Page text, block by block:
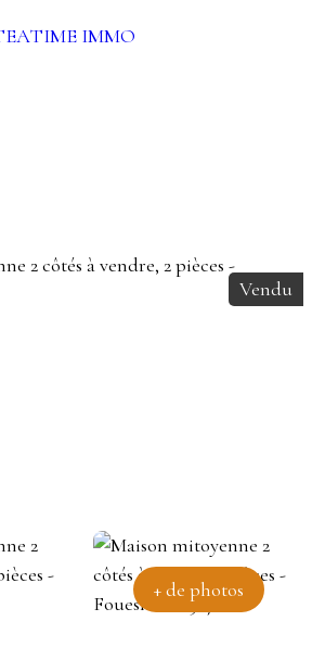
Vendu
+ de photos